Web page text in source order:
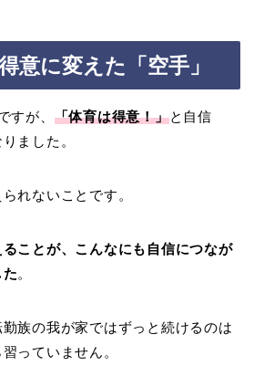
意に変えた「空手」
すが、 「体育は得意！」と自信
ました。
れないことです。
ことが、こんなにも自信につなが
。
族の我が家ではずっと続けるのは
っていません。